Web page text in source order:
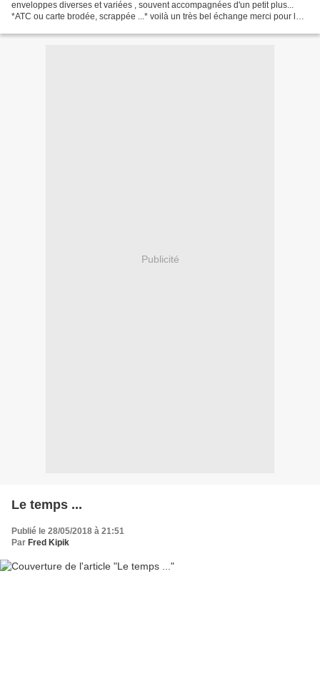
enveloppes diverses et variées , souvent accompagnées d'un petit plus...
*ATC ou carte brodée, scrappée ...* voilà un très bel échange merci pour les
Publicité
Le temps ...
Publié le 28/05/2018 à 21:51
Par Fred Kipik